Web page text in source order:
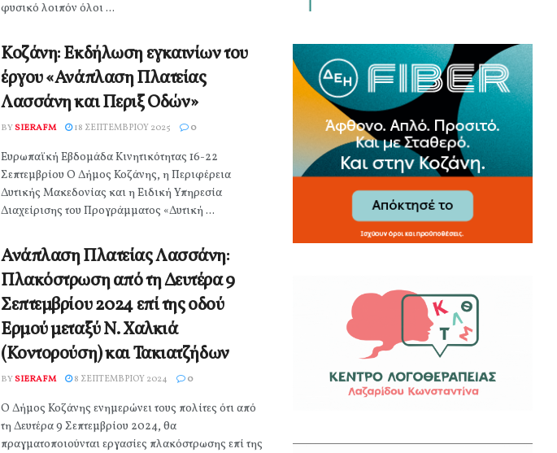
φυσικό λοιπόν όλοι ...
Κοζάνη: Εκδήλωση εγκαινίων του
έργου «Ανάπλαση Πλατείας
Λασσάνη και Περιξ Οδών»
BYSIERAFM 18 ΣΕΠΤΕΜΒΡΊΟΥ 2025 0
Ευρωπαϊκή Εβδομάδα Κινητικότητας 16-22
Σεπτεμβρίου Ο Δήμος Κοζάνης, η Περιφέρεια
Δυτικής Μακεδονίας και η Ειδική Υπηρεσία
Διαχείρισης του Προγράμματος «Δυτική ...
Ανάπλαση Πλατείας Λασσάνη:
Πλακόστρωση από τη Δευτέρα 9
Σεπτεμβρίου 2024 επί της οδού
Ερμού μεταξύ Ν. Χαλκιά
(Κοντορούση) και Τακιατζήδων
BYSIERAFM 8 ΣΕΠΤΕΜΒΡΊΟΥ 2024 0
Ο Δήμος Κοζάνης ενημερώνει τους πολίτες ότι από
τη Δευτέρα 9 Σεπτεμβρίου 2024, θα
πραγματοποιούνται εργασίες πλακόστρωσης επί της